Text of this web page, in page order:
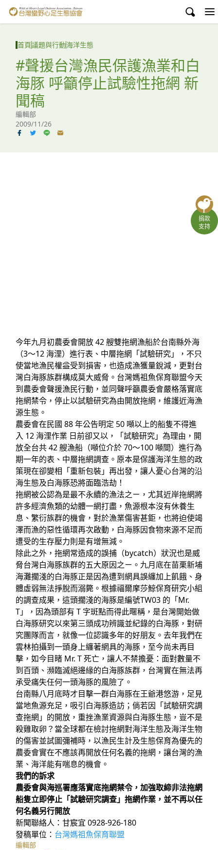
台灣蠻野心足生態協會
議題與行動
環境教育
白海豚媽祖宮
支持蠻野
捐款
支持
首頁議題與行動海洋生態
#聲援台灣漁民保護漁業和白
海豚 呼籲停止試驗性拖網 新
聞稿
編輯部
2009/11/26
今年九月初農委會開放 42 艘雙拖網漁船於台南縣外海
（3～12 海浬）進行表、中層拖網「試驗研究」，不只
使當地漁民權益受到損害，也造成漁獲量銳減，更對台
灣白海豚族群構成莫大威脅。台灣媽祖魚保育聯盟今天
到農委會聲援漁民行動，並同聲呼籲農委會嚴格落實底
拖網禁令，停止以試驗研究為由開放拖網，維護近海漁
源生態。
農委會在民國 88 年公告明定 50 噸以上的船隻不得進
入 12 海浬作業 日前卻又以，「試驗研究」為理由，開
放全台共 42 艘漁船（噸位介於 70～100 噸間）進行為
期一年的表、中層拖網調查。原本是保護海洋生態的政
策現在卻變相「重新包裝」再出發，讓人憂心台灣的沿
海生態及白海豚恐將面臨浩劫！
拖網被公認為是最不永續的漁法之ㄧ，尤其近岸拖網將
許多經濟魚類的幼體一網打盡，魚源根本沒有休養生
息、繁衍族群的機會，對於漁業傷害甚鉅，也將迫使竭
澤而漁的惡性循環再次啟動，白海豚因食物來源不足而
遭受的生存壓力則是有增無減。
除此之外，拖網常造成的誤捕（bycatch）狀況也是威
脅台灣白海豚族群的五大原因之ㄧ。九月底在苗栗新埔
海灘擱淺的白海豚正是因為遭到網具誤纏加上飢餓、身
體虛弱無法掙脫而溺斃。根據福爾摩莎鯨保育研究小組
的調查成果，這頭擱淺的海豚是編號TW03 的「Mr.
T」，因為頭部有 T 字斑點而得此暱稱，是台灣開始做
白海豚研究以來第三頭成功辨識並紀錄的白海豚，對研
究團隊而言，就像一位認識多年的好朋友。去年我們在
雲林拍攝到一頭身上纏著網具的海豚，至今尚未再目
擊，如今目睹 Mr. T 死亡，讓人不禁擔憂：面對數量不
到百頭、瀕臨滅絕邊緣的白海豚族群，台灣實在無法再
承受痛失任何一頭海豚的風險了。
台南縣八月底時才目擊一群白海豚在王爺港悠游，足見
當地魚源充足，吸引白海豚造訪；倘若因「試驗研究調
查拖網」的開放，重挫漁業資源與白海豚生態，豈不是
殺雞取卵？當全球都在檢討拖網對海洋生態及海洋生物
的傷害並試圖彌補時，以漁民生計及生態保育為優先的
農委會實在不應該再開放任何名義的拖網，讓台灣的漁
業、海洋能有喘息的機會。
我們的訴求
農委會與海巡署應落實底拖網禁令，加強取締非法拖網
船隻立即停止「試驗研究調查」拖網作業，並不再以任
何名義另行開放
新聞聯絡人：甘宸宜 0928-926-180
發稿單位： 台灣媽祖魚保育聯盟
編輯部